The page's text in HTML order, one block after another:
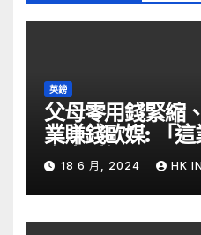
英鎊
父母零用錢緊縮
業賺錢歐媒: 「
自由財經
18 6 月, 2024 HK